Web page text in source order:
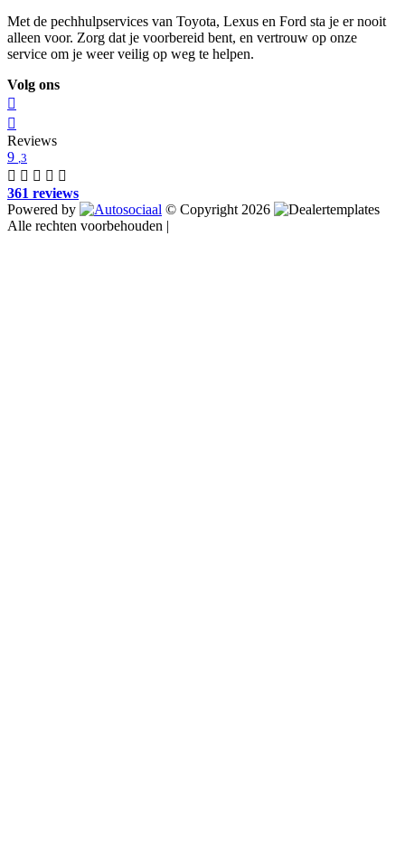
Met de pechhulpservices van Toyota, Lexus en Ford sta je er nooit
alleen voor. Zorg dat je voorbereid bent, en vertrouw op onze
service om je weer veilig op weg te helpen.
Volg ons
Reviews
9 ,3
361 reviews
Powered by
© Copyright 2026
Alle rechten voorbehouden |